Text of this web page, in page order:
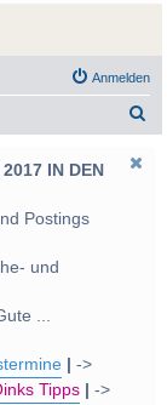
Anmelden
IN DEN
Postings
und
...
->
Tipps
->